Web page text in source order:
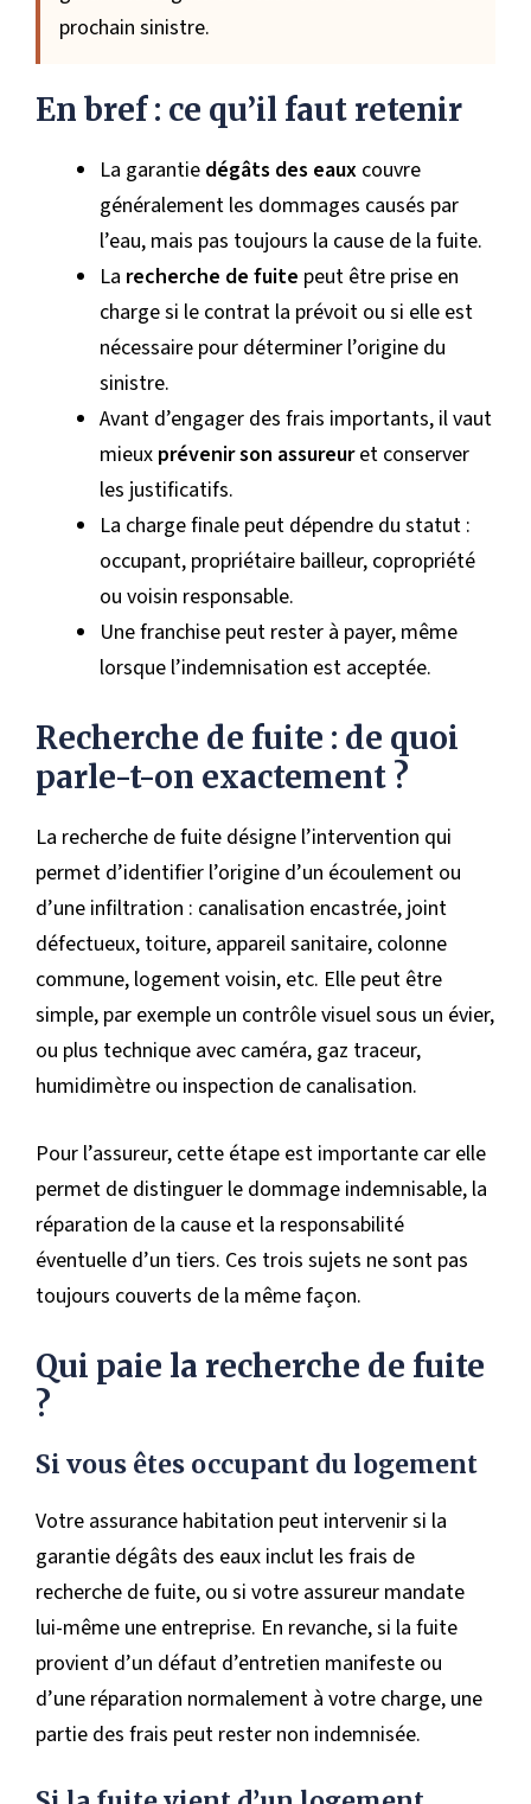
prochain sinistre.
En bref : ce qu’il faut retenir
La garantie dégâts des eaux couvre
généralement les dommages causés par
l’eau, mais pas toujours la cause de la fuite.
La recherche de fuite peut être prise en
charge si le contrat la prévoit ou si elle est
nécessaire pour déterminer l’origine du
sinistre.
Avant d’engager des frais importants, il vaut
mieux prévenir son assureuret conserver
les justificatifs.
La charge finale peut dépendre du statut :
occupant, propriétaire bailleur, copropriété
ou voisin responsable.
Une franchise peut rester à payer, même
lorsque l’indemnisation est acceptée.
Recherche de fuite : de quoi
parle-t-on exactement ?
La recherche de fuite désigne l’intervention qui
permet d’identifier l’origine d’un écoulement ou
d’une infiltration : canalisation encastrée, joint
défectueux, toiture, appareil sanitaire, colonne
commune, logement voisin, etc. Elle peut être
simple, par exemple un contrôle visuel sous un évier,
ou plus technique avec caméra, gaz traceur,
humidimètre ou inspection de canalisation.
Pour l’assureur, cette étape est importante car elle
permet de distinguer le dommage indemnisable, la
réparation de la cause et la responsabilité
éventuelle d’un tiers. Ces trois sujets ne sont pas
toujours couverts de la même façon.
Qui paie la recherche de fuite
?
Si vous êtes occupant du logement
Votre assurance habitation peut intervenir si la
garantie dégâts des eaux inclut les frais de
recherche de fuite, ou si votre assureur mandate
lui-même une entreprise. En revanche, si la fuite
provient d’un défaut d’entretien manifeste ou
d’une réparation normalement à votre charge, une
partie des frais peut rester non indemnisée.